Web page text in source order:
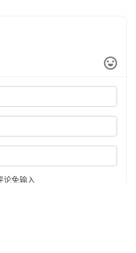
论免输入